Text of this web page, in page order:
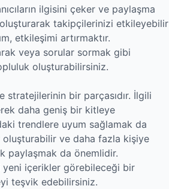
ilgisini çeker ve paylaşma
takipçilerinizi etkileyebilir
etkileşimi artırmaktır.
veya sorular sormak gibi
oluşturabilirsiniz.
stratejilerinin bir parçasıdır. İlgili
daha geniş bir kitleye
trendlere uyum sağlamak da
ve daha fazla kişiye
paylaşmak da önemlidir.
içerikler görebileceği bir
teşvik edebilirsiniz.